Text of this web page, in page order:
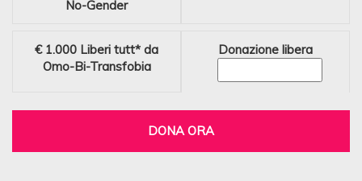
No-Gender
€ 1.000 Liberi tutt* da
Omo-Bi-Transfobia
Donazione libera
DONA ORA